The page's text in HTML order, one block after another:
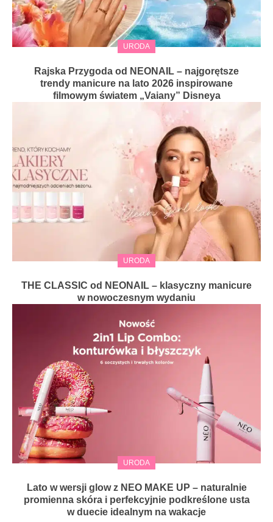
URODA
Rajska Przygoda od NEONAIL – najgorętsze
trendy manicure na lato 2026 inspirowane
filmowym światem „Vaiany” Disneya
URODA
THE CLASSIC od NEONAIL – klasyczny manicure
w nowoczesnym wydaniu
URODA
Lato w wersji glow z NEO MAKE UP – naturalnie
promienna skóra i perfekcyjnie podkreślone usta
w duecie idealnym na wakacje